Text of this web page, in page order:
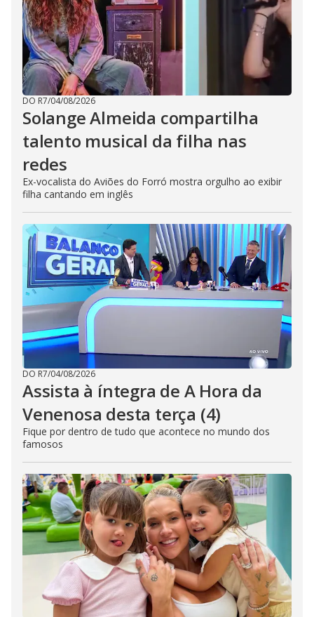
DO R7/04/08/2026
Solange Almeida compartilha
talento musical da filha nas
redes
Ex-vocalista do Aviões do Forró mostra orgulho ao exibir
filha cantando em inglês
DO R7/04/08/2026
Assista à íntegra de A Hora da
Venenosa desta terça (4)
Fique por dentro de tudo que acontece no mundo dos
famosos